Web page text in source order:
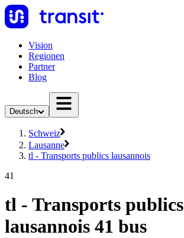
Vision
Regionen
Partner
Blog
Deutsch
Schweiz
Lausanne
tl - Transports publics lausannois
41
tl - Transports publics
lausannois 41 bus